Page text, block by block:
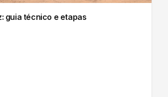
guia técnico e etapas